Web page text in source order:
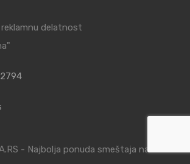
delatnost
- Najbolja ponuda smeštaja na